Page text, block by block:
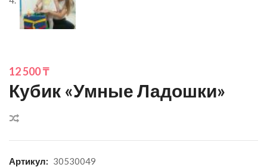
12 500₸
Кубик «Умные Ладошки»
Артикул: 30530049